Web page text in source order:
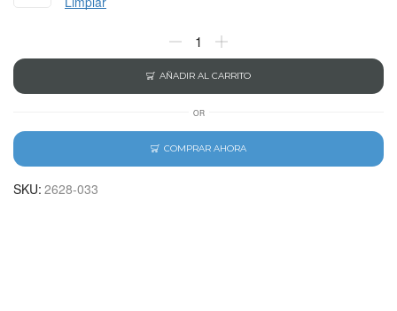
AÑADIR AL CARRITO
OR
COMPRAR AHORA
SKU: 2628-033